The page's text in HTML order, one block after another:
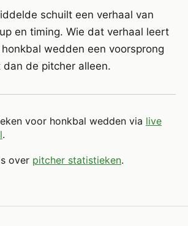
schuilt een verhaal van
en timing. Wie dat verhaal leert
wedden een voorsprong
de pitcher alleen.
voor honkbal wedden via live
.
over pitcher statistieken.